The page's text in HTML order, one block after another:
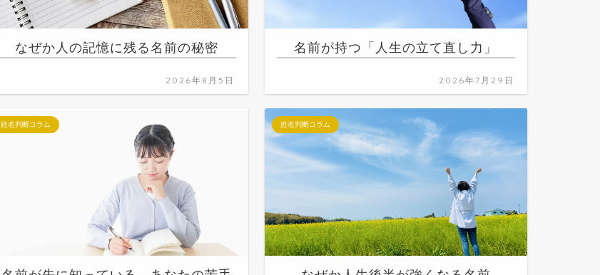
なぜか人の記憶に残る名前の秘密
2026年8月5日
名前が持つ「人生の立て直し力」
2026年7月29日
姓名判断コラム 姓名判断コラム